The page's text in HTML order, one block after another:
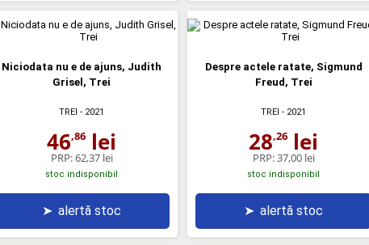
Niciodata nu e de ajuns, Judith
Grisel, Trei
TREI - 2021
46,86 lei
PRP:62,37 lei
stoc indisponibil
➤ alertă stoc
Despre actele ratate, Sigmund
Freud, Trei
TREI - 2021
28,26 lei
PRP:37,00 lei
stoc indisponibil
➤ alertă stoc